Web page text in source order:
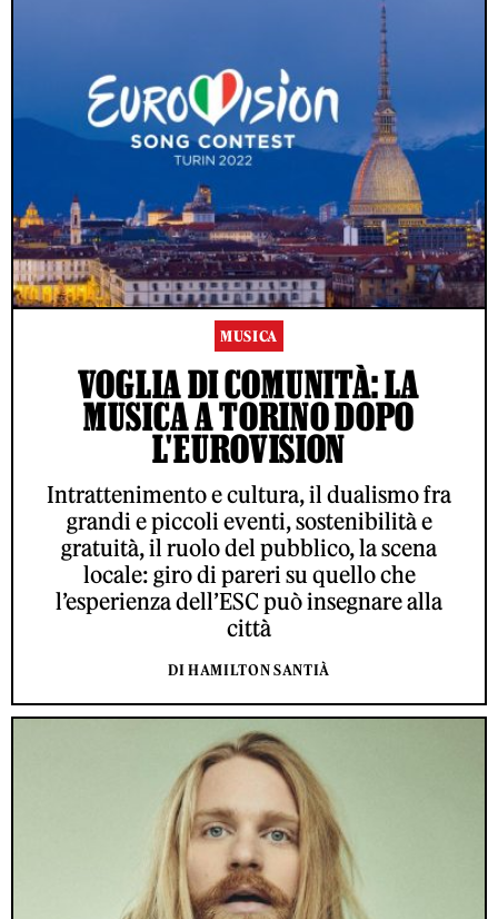
MUSICA
VOGLIA DI COMUNITÀ: LA
MUSICA A TORINO DOPO
L'EUROVISION
Intrattenimento e cultura, il dualismo fra
grandi e piccoli eventi, sostenibilità e
gratuità, il ruolo del pubblico, la scena
locale: giro di pareri su quello che
l’esperienza dell’ESC può insegnare alla
città
DI HAMILTON SANTIÀ